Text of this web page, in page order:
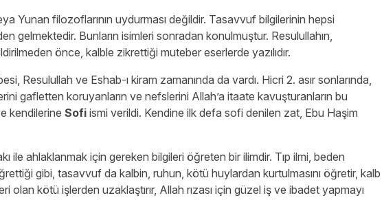
Yunan filozoflarının uydurması değildir. Tasavvuf bilgilerinin hepsi
gelmektedir. Bunların isimleri sonradan konulmuştur. Resulullahın,
önce, kalble zikrettiği muteber eserlerde yazılıdır.
Resulullah ve Eshab-ı kiram zamanında da vardı. Hicri 2. asır sonlarında,
gafletten koruyanların ve nefslerini Allah’a itaate kavuşturanların bu
kendilerine Sofi ismi verildi. Kendine ilk defa sofi denilen zat, Ebu Haşim
ile ahlaklanmak için gereken bilgileri öğreten bir ilimdir. Tıp ilmi, beden
gibi, tasavvuf da kalbin, ruhun, kötü huylardan kurtulmasını öğretir, kalb
olan kötü işlerden uzaklaştırır, Allah rızası için güzel iş ve ibadet yapmayı